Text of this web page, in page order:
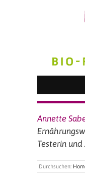
BIO
Annette
Testerin
Durchsuchen: